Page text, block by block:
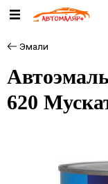
Эмали
620